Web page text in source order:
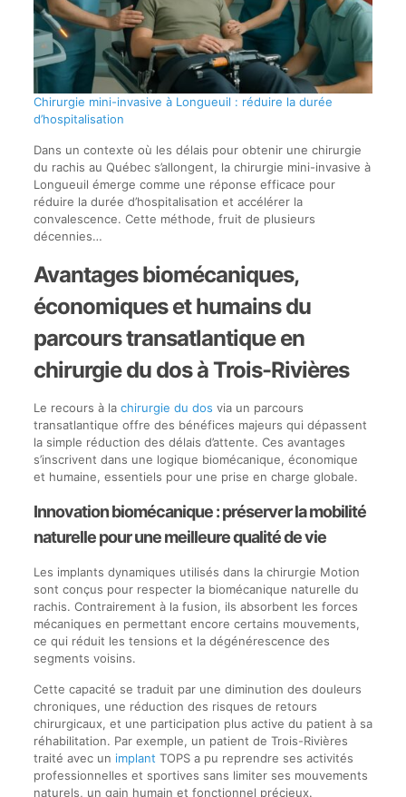
Chirurgie mini-invasive à Longueuil : réduire la durée
d’hospitalisation
Dans un contexte où les délais pour obtenir une chirurgie
du rachis au Québec s’allongent, la chirurgie mini-invasive à
Longueuil émerge comme une réponse efficace pour
réduire la durée d’hospitalisation et accélérer la
convalescence. Cette méthode, fruit de plusieurs
décennies…
Avantages biomécaniques,
économiques et humains du
parcours transatlantique en
chirurgie du dos à Trois-Rivières
Le recours à la chirurgie du dos via un parcours
transatlantique offre des bénéfices majeurs qui dépassent
la simple réduction des délais d’attente. Ces avantages
s’inscrivent dans une logique biomécanique, économique
et humaine, essentiels pour une prise en charge globale.
Innovation biomécanique : préserver la mobilité
naturelle pour une meilleure qualité de vie
Les implants dynamiques utilisés dans la chirurgie Motion
sont conçus pour respecter la biomécanique naturelle du
rachis. Contrairement à la fusion, ils absorbent les forces
mécaniques en permettant encore certains mouvements,
ce qui réduit les tensions et la dégénérescence des
segments voisins.
Cette capacité se traduit par une diminution des douleurs
chroniques, une réduction des risques de retours
chirurgicaux, et une participation plus active du patient à sa
réhabilitation. Par exemple, un patient de Trois-Rivières
traité avec un implant TOPS a pu reprendre ses activités
professionnelles et sportives sans limiter ses mouvements
naturels, un gain humain et fonctionnel précieux.